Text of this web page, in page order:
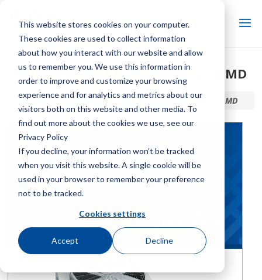
This website stores cookies on your computer.
These cookies are used to collect information
about how you interact with our website and allow
us to remember you. We use this information in
order to improve and customize your browsing
experience and for analytics and metrics about our
visitors both on this website and other media. To
find out more about the cookies we use, see our
Privacy Policy
If you decline, your information won’t be tracked
when you visit this website. A single cookie will be
used in your browser to remember your preference
not to be tracked.
Cookies settings
Accept Decline
Tour de refroidissement Marley MD
Accueil / Bibliothèque /Tour de refroidissement Marley MD